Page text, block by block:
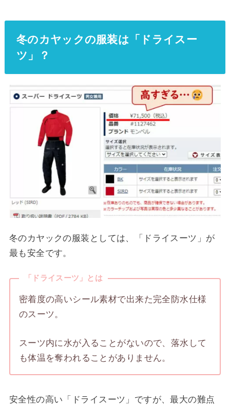
冬のカヤックの服装は「ドライスー
ツ」？
冬のカヤックの服装としては、「ドライスーツ」が
最も安全です。
「ドライスーツ」とは
密着度の高いシール素材で出来た完全防水仕様
のスーツ。
スーツ内に水が入ることがないので、落水して
も体温を奪われることがありません。
安全性の高い「ドライスーツ」ですが、最大の難点